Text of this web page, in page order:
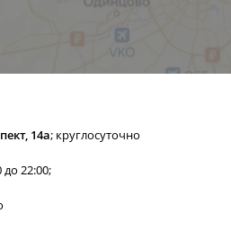
14а; круглосуточно
до 22:00;